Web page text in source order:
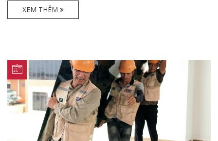
sự chậm trễ trong thời gian này.
XEM THÊM